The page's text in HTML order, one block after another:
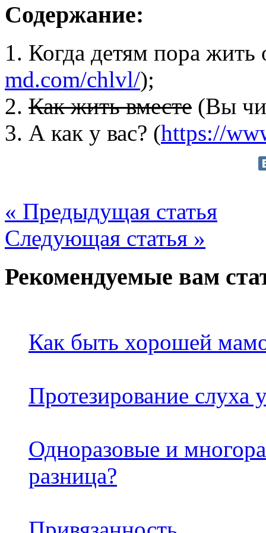
Содержание:
1. Когда детям пора жить
md.com/chlvl/);
2. Как жить вместе (Вы
3. А как у вас? (https://
« Предыдущая статья
Следующая статья »
Рекомендуемые вам
Как быть хорошей
Протезирование слуха
Одноразовые и
разница?